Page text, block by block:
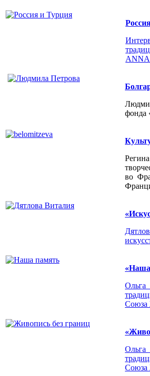
фонда
во
Ольга
Союза
Ольга
Союза